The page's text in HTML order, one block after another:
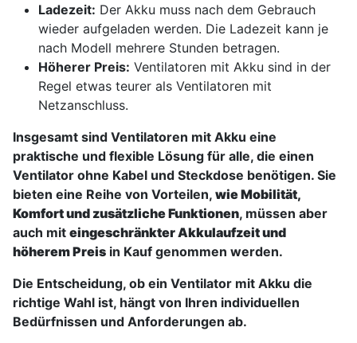
Ladezeit: Der Akku muss nach dem Gebrauch
wieder aufgeladen werden. Die Ladezeit kann je
nach Modell mehrere Stunden betragen.
Höherer Preis: Ventilatoren mit Akku sind in der
Regel etwas teurer als Ventilatoren mit
Netzanschluss.
Insgesamt sind Ventilatoren mit Akku eine
praktische und flexible Lösung für alle, die einen
Ventilator ohne Kabel und Steckdose benötigen. Sie
bieten eine Reihe von Vorteilen, wie Mobilität,
Komfort und zusätzliche Funktionen, müssen aber
auch mit eingeschränkter Akkulaufzeit und
höherem Preis in Kauf genommen werden.
Die Entscheidung, ob ein Ventilator mit Akku die
richtige Wahl ist, hängt von Ihren individuellen
Bedürfnissen und Anforderungen ab.